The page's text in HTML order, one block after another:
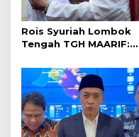
Rois Syuriah Lombok
Tengah TGH MAARIF:
Abad Kedua NU”